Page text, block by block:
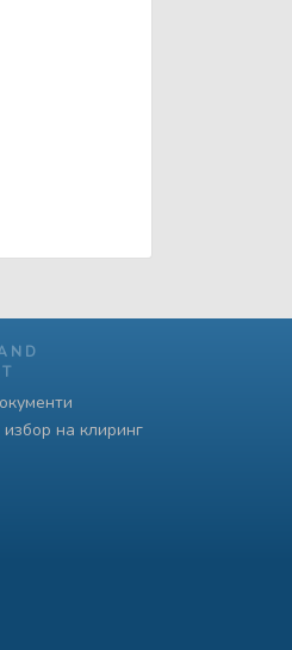
на клиринг